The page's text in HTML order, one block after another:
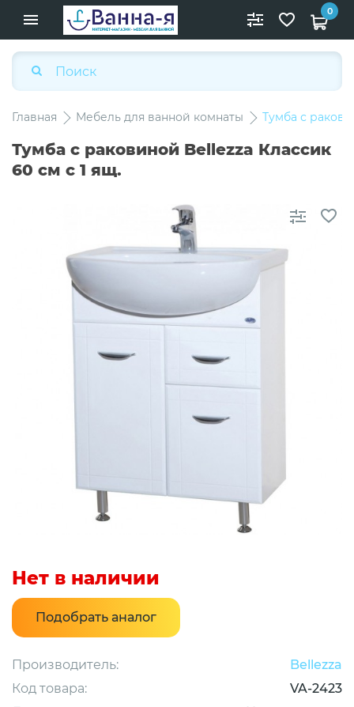
0
Главная Мебель для ванной комнаты Тумба с
Тумба с раковиной Bellezza Классик
60 см с 1 ящ.
Нет в наличии
Подобрать аналог
Производитель:
Bellezza
Код товара:
VA-2423